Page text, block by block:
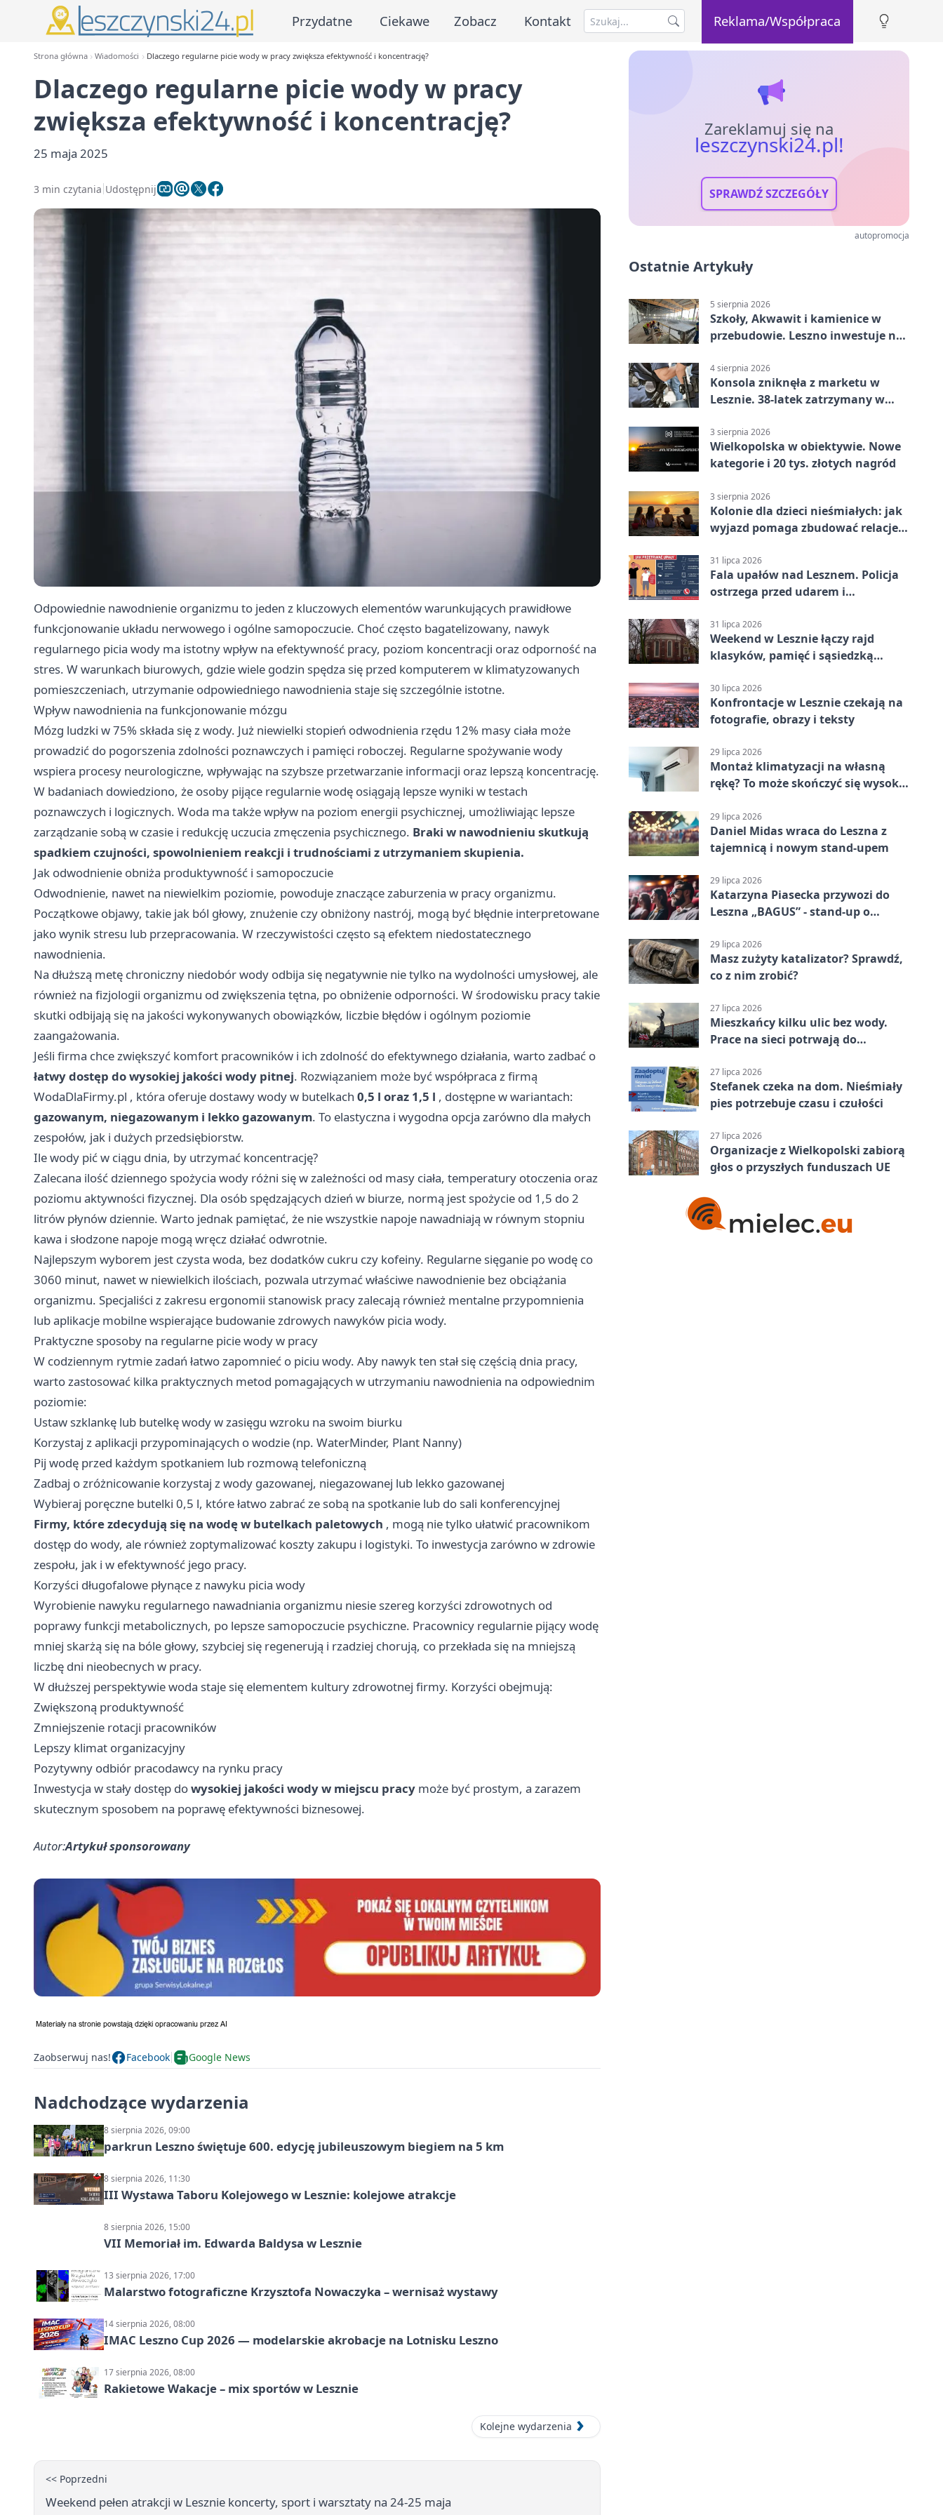
Przydatne Ciekawe Zobacz Kontakt Reklama/Współpraca
Strona główna Wiadomości Dlaczego regularne picie wody w pracy zwiększa efektywność i koncentrację?
Dlaczego regularne picie wody w pracy
zwiększa efektywność i koncentrację?
25 maja 2025
3 min czytania Udostępnij
Odpowiednie nawodnienie organizmu to jeden z kluczowych elementów warunkujących prawidłowe
funkcjonowanie układu nerwowego i ogólne samopoczucie. Choć często bagatelizowany, nawyk
regularnego picia wody ma istotny wpływ na efektywność pracy, poziom koncentracji oraz odporność na
stres. W warunkach biurowych, gdzie wiele godzin spędza się przed komputerem w klimatyzowanych
pomieszczeniach, utrzymanie odpowiedniego nawodnienia staje się szczególnie istotne.
Wpływ nawodnienia na funkcjonowanie mózgu
Mózg ludzki w 75% składa się z wody. Już niewielki stopień odwodnienia rzędu 12% masy ciała może
prowadzić do pogorszenia zdolności poznawczych i pamięci roboczej. Regularne spożywanie wody
wspiera procesy neurologiczne, wpływając na szybsze przetwarzanie informacji oraz lepszą koncentrację.
W badaniach dowiedziono, że osoby pijące regularnie wodę osiągają lepsze wyniki w testach
poznawczych i logicznych. Woda ma także wpływ na poziom energii psychicznej, umożliwiając lepsze
zarządzanie sobą w czasie i redukcję uczucia zmęczenia psychicznego. Braki w nawodnieniu skutkują
spadkiem czujności, spowolnieniem reakcji i trudnościami z utrzymaniem skupienia.
Jak odwodnienie obniża produktywność i samopoczucie
Odwodnienie, nawet na niewielkim poziomie, powoduje znaczące zaburzenia w pracy organizmu.
Początkowe objawy, takie jak ból głowy, znużenie czy obniżony nastrój, mogą być błędnie interpretowane
jako wynik stresu lub przepracowania. W rzeczywistości często są efektem niedostatecznego
nawodnienia.
Na dłuższą metę chroniczny niedobór wody odbija się negatywnie nie tylko na wydolności umysłowej, ale
również na fizjologii organizmu od zwiększenia tętna, po obniżenie odporności. W środowisku pracy takie
skutki odbijają się na jakości wykonywanych obowiązków, liczbie błędów i ogólnym poziomie
zaangażowania.
Jeśli firma chce zwiększyć komfort pracowników i ich zdolność do efektywnego działania, warto zadbać o
łatwy dostęp do wysokiej jakości wody pitnej. Rozwiązaniem może być współpraca z firmą
WodaDlaFirmy.pl , która oferuje dostawy wody w butelkach 0,5 l oraz 1,5 l , dostępne w wariantach:
gazowanym, niegazowanym i lekko gazowanym. To elastyczna i wygodna opcja zarówno dla małych
zespołów, jak i dużych przedsiębiorstw.
Ile wody pić w ciągu dnia, by utrzymać koncentrację?
Zalecana ilość dziennego spożycia wody różni się w zależności od masy ciała, temperatury otoczenia oraz
poziomu aktywności fizycznej. Dla osób spędzających dzień w biurze, normą jest spożycie od 1,5 do 2
litrów płynów dziennie. Warto jednak pamiętać, że nie wszystkie napoje nawadniają w równym stopniu
kawa i słodzone napoje mogą wręcz działać odwrotnie.
Najlepszym wyborem jest czysta woda, bez dodatków cukru czy kofeiny. Regularne sięganie po wodę co
3060 minut, nawet w niewielkich ilościach, pozwala utrzymać właściwe nawodnienie bez obciążania
organizmu. Specjaliści z zakresu ergonomii stanowisk pracy zalecają również mentalne przypomnienia
lub aplikacje mobilne wspierające budowanie zdrowych nawyków picia wody.
Praktyczne sposoby na regularne picie wody w pracy
W codziennym rytmie zadań łatwo zapomnieć o piciu wody. Aby nawyk ten stał się częścią dnia pracy,
warto zastosować kilka praktycznych metod pomagających w utrzymaniu nawodnienia na odpowiednim
poziomie:
Ustaw szklankę lub butelkę wody w zasięgu wzroku na swoim biurku
Korzystaj z aplikacji przypominających o wodzie (np. WaterMinder, Plant Nanny)
Pij wodę przed każdym spotkaniem lub rozmową telefoniczną
Zadbaj o zróżnicowanie korzystaj z wody gazowanej, niegazowanej lub lekko gazowanej
Wybieraj poręczne butelki 0,5 l, które łatwo zabrać ze sobą na spotkanie lub do sali konferencyjnej
Firmy, które zdecydują się na wodę w butelkach paletowych , mogą nie tylko ułatwić pracownikom
dostęp do wody, ale również zoptymalizować koszty zakupu i logistyki. To inwestycja zarówno w zdrowie
zespołu, jak i w efektywność jego pracy.
Korzyści długofalowe płynące z nawyku picia wody
Wyrobienie nawyku regularnego nawadniania organizmu niesie szereg korzyści zdrowotnych od
poprawy funkcji metabolicznych, po lepsze samopoczucie psychiczne. Pracownicy regularnie pijący wodę
mniej skarżą się na bóle głowy, szybciej się regenerują i rzadziej chorują, co przekłada się na mniejszą
liczbę dni nieobecnych w pracy.
W dłuższej perspektywie woda staje się elementem kultury zdrowotnej firmy. Korzyści obejmują:
Zwiększoną produktywność
Zmniejszenie rotacji pracowników
Lepszy klimat organizacyjny
Pozytywny odbiór pracodawcy na rynku pracy
Inwestycja w stały dostęp dowysokiej jakości wody w miejscu pracy może być prostym, a zarazem
skutecznym sposobem na poprawę efektywności biznesowej.
Autor:Artykuł sponsorowany
Zaobserwuj nas! Facebook Google News
Nadchodzące wydarzenia
8 sierpnia 2026, 09:00
parkrun Leszno świętuje 600. edycję jubileuszowym biegiem na 5 km
8 sierpnia 2026, 11:30
III Wystawa Taboru Kolejowego w Lesznie: kolejowe atrakcje
8 sierpnia 2026, 15:00
VII Memoriał im. Edwarda Baldysa w Lesznie
13 sierpnia 2026, 17:00
Malarstwo fotograficzne Krzysztofa Nowaczyka – wernisaż wystawy
14 sierpnia 2026, 08:00
IMAC Leszno Cup 2026 — modelarskie akrobacje na Lotnisku Leszno
17 sierpnia 2026, 08:00
Rakietowe Wakacje – mix sportów w Lesznie
Kolejne wydarzenia
<< Poprzedni
Weekend pełen atrakcji w Lesznie koncerty, sport i warsztaty na 24-25 maja
Zareklamuj się na
leszczynski24.pl!
SPRAWDŹ SZCZEGÓŁY
autopromocja
Ostatnie Artykuły
5 sierpnia 2026
Szkoły, Akwawit i kamienice w
przebudowie. Leszno inwestuje na
4 sierpnia 2026
Konsola zniknęła z marketu w
Lesznie. 38-latek zatrzymany w
3 sierpnia 2026
Wielkopolska w obiektywie. Nowe
kategorie i 20 tys. złotych nagród
3 sierpnia 2026
Kolonie dla dzieci nieśmiałych: jak
wyjazd pomaga zbudować relacje z
31 lipca 2026
Fala upałów nad Lesznem. Policja
ostrzega przed udarem i
31 lipca 2026
Weekend w Lesznie łączy rajd
klasyków, pamięć i sąsiedzką
30 lipca 2026
Konfrontacje w Lesznie czekają na
fotografie, obrazy i teksty
29 lipca 2026
Montaż klimatyzacji na własną
rękę? To może skończyć się wysoką
29 lipca 2026
Daniel Midas wraca do Leszna z
tajemnicą i nowym stand-upem
29 lipca 2026
Katarzyna Piasecka przywozi do
Leszna „BAGUS” - stand-up o
29 lipca 2026
Masz zużyty katalizator? Sprawdź,
co z nim zrobić?
27 lipca 2026
Mieszkańcy kilku ulic bez wody.
Prace na sieci potrwają do
27 lipca 2026
Stefanek czeka na dom. Nieśmiały
pies potrzebuje czasu i czułości
27 lipca 2026
Organizacje z Wielkopolski zabiorą
głos o przyszłych funduszach UE